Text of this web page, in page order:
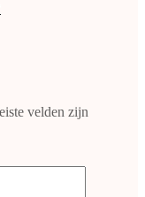
velden zijn